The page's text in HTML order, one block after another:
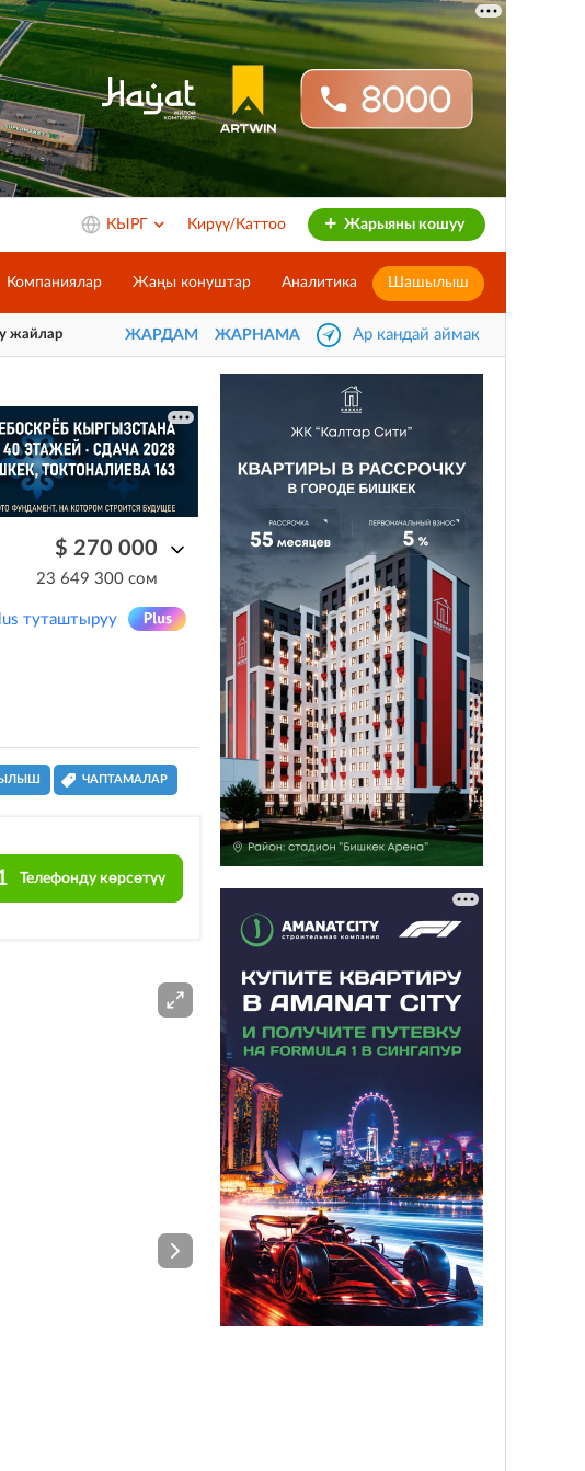
КЫРГ Кирүү/Каттоо Жарыяны кошуу
Компаниялар Жаңы конуштар Аналитика Шашылыш
жайлар ЖАРДАМ ЖАРНАМА Ар кандай аймак
$ 270 000
23 649 300 сом
туташтыруу
ЧАПТАМАЛАР
Телефонду көрсөтүү
ЖАРНАМА